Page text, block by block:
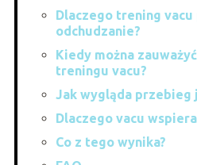
Dlaczego trening
odchudzanie?
Kiedy można
treningu vacu?
Jak wygląda przebieg
Dlaczego vacu
Co z tego wynika?